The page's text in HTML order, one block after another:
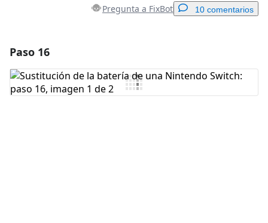
Pregunta a FixBot 10 comentarios
Agregar Comentario
Paso 16